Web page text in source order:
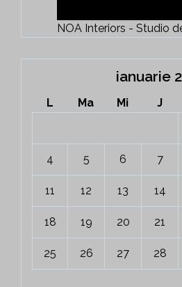
NOA Interiors - Studio
ianuarie
L Ma Mi J
4 5 6 7
11 12 13 14
18 19 20 21
25 26 27 28